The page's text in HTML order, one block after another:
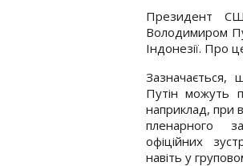
Президент
Володимиром
Індонезії. Про
Зазначається,
Путін можуть
наприклад, при
пленарного
офіційних
навіть у